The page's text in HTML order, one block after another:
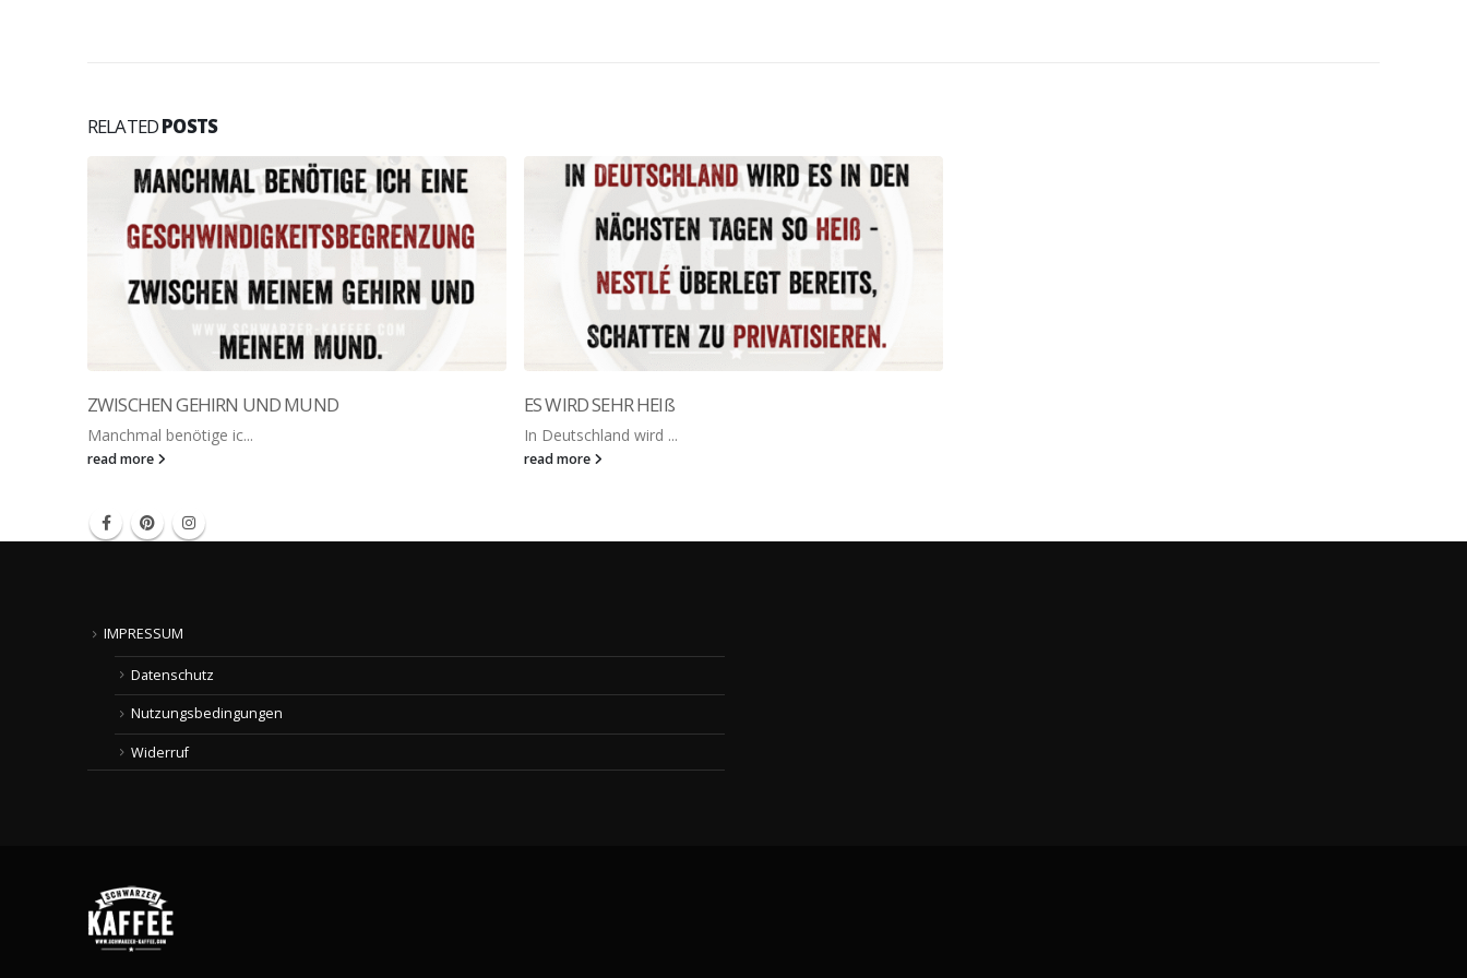
RELATEDPOSTS
ZWISCHEN GEHIRN UND MUND
Manchmal benötige ic...
read more
ES WIRD SEHR HEIß
In Deutschland wird ...
read more
IMPRESSUM
Datenschutz
Nutzungsbedingungen
Widerruf